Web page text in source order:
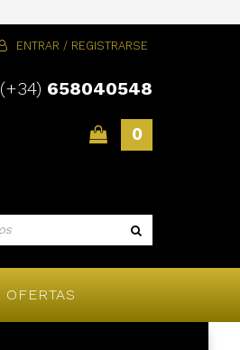
ENTRAR / REGISTRARSE
(+34) 658040548
0
OFERTAS